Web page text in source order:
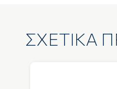
ΣΧΕΤΙΚΑ